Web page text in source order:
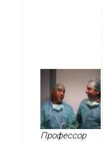
Профессор